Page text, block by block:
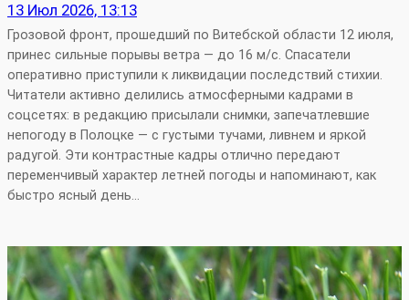
13 Июл 2026, 13:13
Грозовой фронт, прошедший по Витебской области 12 июля,
принес сильные порывы ветра — до 16 м/с. Спасатели
оперативно приступили к ликвидации последствий стихии.
Читатели активно делились атмосферными кадрами в
соцсетях: в редакцию присылали снимки, запечатлевшие
непогоду в Полоцке — с густыми тучами, ливнем и яркой
радугой. Эти контрастные кадры отлично передают
переменчивый характер летней погоды и напоминают, как
быстро ясный день…